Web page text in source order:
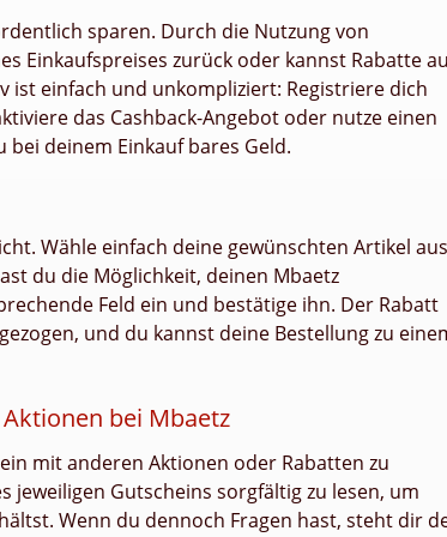
sparen. Durch die Nutzung von
Einkaufspreises zurück oder kannst Rabatte
ist einfach und unkompliziert: Registriere dich
das Cashback-Angebot oder nutze einen
deinem Einkauf bares Geld.
Wähle einfach deine gewünschten Artikel aus
du die Möglichkeit, deinen Mbaetz
Feld ein und bestätige ihn. Der Rabatt
und du kannst deine Bestellung zu
bei Mbaetz
mit anderen Aktionen oder Rabatten zu
jeweiligen Gutscheins sorgfältig zu lesen, um
Wenn du dennoch Fragen hast, steht dir